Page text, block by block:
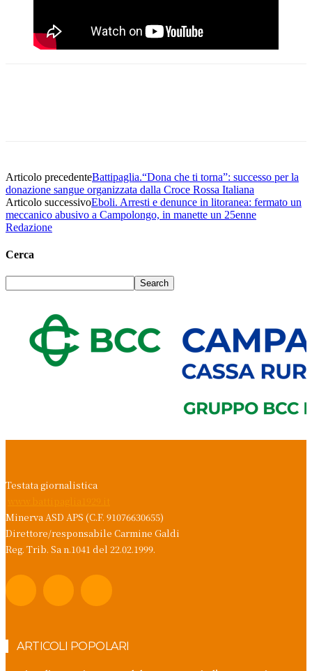
Articolo precedenteBattipaglia.“Dona che ti torna”: successo per la
donazione sangue organizzata dalla Croce Rossa Italiana
Articolo successivoEboli. Arresti e denunce in litoranea: fermato un
meccanico abusivo a Campolongo, in manette un 25enne
Redazione
Cerca
Testata giornalistica
Minerva ASD APS (C.F. 91076630655)
Direttore/responsabile Carmine Galdi
Reg. Trib. Sa n.1041 del 22.02.1999.
ARTICOLI POPOLARI